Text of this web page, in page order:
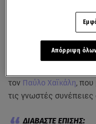
Δείτε το σχετικό βίντεο από
Κι οι δύο
τον Παύλο Χαϊκάλη, που
τις γνωστές
Απόρριψη